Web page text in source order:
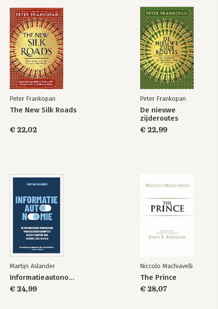
De nieuwe
zijderoutes
The New Silk Roads
Silk Roads
De transformatie
van de aarde
Bekijk alle boeken
Peter Frankopan
The New Silk Roads
€ 22,02
Peter Frankopan
De nieuwe
zijderoutes
€ 22,99
Martijn Aslander
Informatieautonomie
€ 24,99
Niccolo Machiavelli
The Prince
€ 28,07